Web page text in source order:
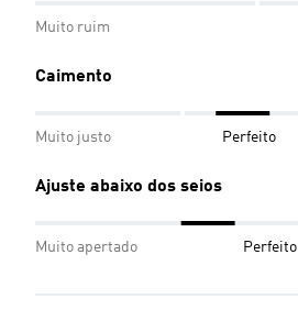
Muito ruim
Caimento
Muito justo Perfeito
Ajuste abaixo dos seios
Muito apertado Perfeito